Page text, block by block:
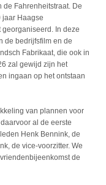
de Fahrenheitstraat. De
jaar Haagse
georganiseerd. In deze
de bedrijfsfilm en de
Fabrikaat, die ook in
zal gewijd zijn het
ingaan op het ontstaan
van plannen voor
al de eerste
Henk Bennink, de
de vice-voorzitter. We
de